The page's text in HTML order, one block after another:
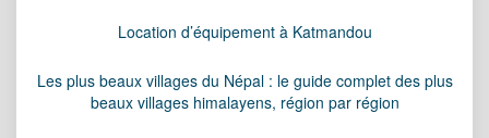
Location d’équipement à Katmandou
Les plus beaux villages du Népal : le guide complet des plus
beaux villages himalayens, région par région